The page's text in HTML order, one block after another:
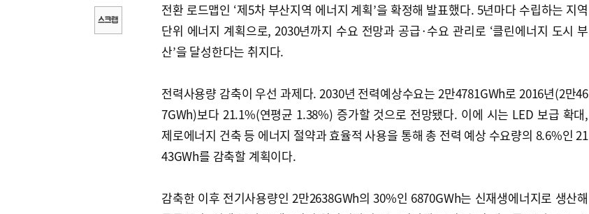
전환 로드맵인 ‘제5차 부산지역 에너지 계획’을 확정해 발표했다. 5년마다 수립하는 지역
단위 에너지 계획으로, 2030년까지 수요 전망과 공급·수요 관리로 ‘클린에너지 도시 부
산’을 달성한다는 취지다.
전력사용량 감축이 우선 과제다. 2030년 전력예상수요는 2만4781GWh로 2016년(2만46
7GWh)보다 21.1%(연평균 1.38%) 증가할 것으로 전망됐다. 이에 시는 LED 보급 확대,
제로에너지 건축 등 에너지 절약과 효율적 사용을 통해 총 전력 예상 수요량의 8.6%인 21
43GWh를 감축할 계획이다.
감축한 이후 전기사용량인 2만2638GWh의 30%인 6870GWh는 신재생에너지로 생산해